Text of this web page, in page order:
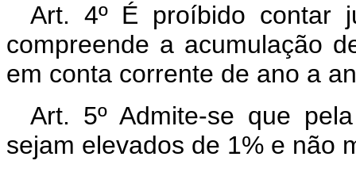
Art. 4º É proíbido contar
compreende a acumulação
em conta corrente de ano a
Art. 5º Admite-se que
sejam elevados de 1% e não